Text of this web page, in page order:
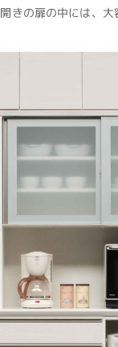
きの扉の中には、